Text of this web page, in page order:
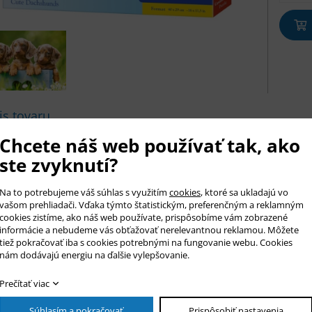
tovaru
puzzle Castorland Premium s obrázkom pre deti od 6 rokov.
sa skladá z 100 väčších dielikov, ktoré sú z pevného a
obrázka 40 x 29 cm. Veľkosť dielika cca 5 x 4 cm.
krabičky 32 x 22 x 5 cm.
na produkt
*
Chcete náš web používať tak, ako
ste zvyknutí?
Na to potrebujeme váš súhlas s využitím cookies, ktoré sa ukladajú vo
vašom prehliadači. Vďaka týmto štatistickým, preferenčným a reklamným
cookies zistíme, ako náš web používate, prispôsobíme vám zobrazené
informácie a nebudeme vás obťažovať nerelevantnou reklamou. Môžete
tiež pokračovať iba s cookies potrebnými na fungovanie webu. Cookies
nám dodávajú energiu na ďalšie vylepšovanie.
Prečítať viac